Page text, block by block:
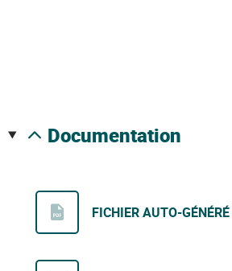
documentation
FICHIER AUTO-GÉNÉRÉ